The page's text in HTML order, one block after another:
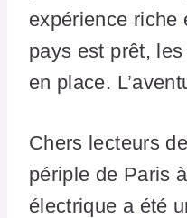
expérience riche
pays est prêt,
en place.
Chers lecteurs
périple de Paris
électrique a été